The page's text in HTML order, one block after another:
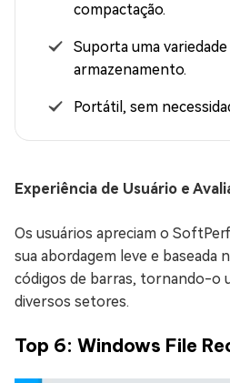
compactação.
Suporta uma
armazenamento.
Portátil, sem
Experiência de Usuário e
Os usuários apreciam o
sua abordagem leve e baseada
códigos de barras, tornando-o
diversos setores.
Top 6: Windows File